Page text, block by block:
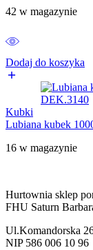
42 w magazynie
Dodaj do koszyka
Kubki
Lubiana kubek
16 w magazynie
Hurtownia sklep
FHU Saturn
Ul.Komandorska
NIP 586 006 10 96